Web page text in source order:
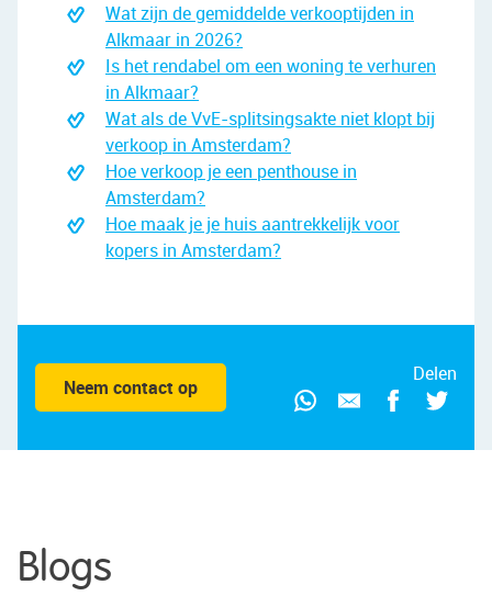
Wat zijn de gemiddelde verkooptijden in
Alkmaar in 2026?
Is het rendabel om een woning te verhuren
in Alkmaar?
Wat als de VvE-splitsingsakte niet klopt bij
verkoop in Amsterdam?
Hoe verkoop je een penthouse in
Amsterdam?
Hoe maak je je huis aantrekkelijk voor
kopers in Amsterdam?
Neem contact op
Delen
Blogs